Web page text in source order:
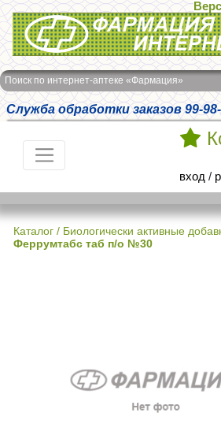
Интернет-аптека Фармация
Поиск по интернет-аптеке «Фармация»
Служба обработки заказов 99-
вход /
Каталог / Биологически активные
Феррумтабс таб п/о №30